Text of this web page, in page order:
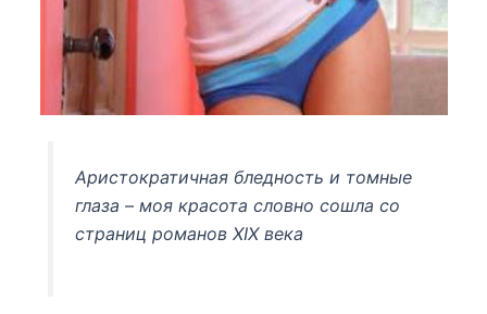
Аристократичная бледность и томные
глаза – моя красота словно сошла со
страниц романов XIX века